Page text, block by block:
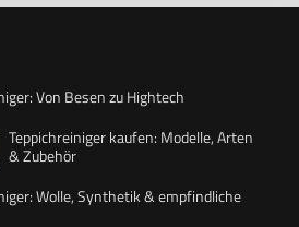
Von Besen zu Hightech
Teppichreiniger kaufen: Modelle, Arten
& Zubehör
Wolle, Synthetik & empfindliche